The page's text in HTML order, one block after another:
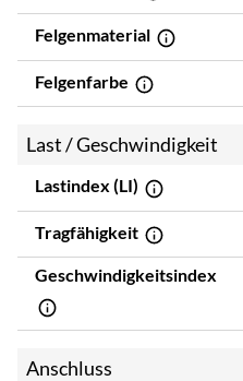
Felgenmaterial
Felgenfarbe
Last / Geschwindigkeit
Lastindex (LI)
Tragfähigkeit
Geschwindigkeitsindex
Anschluss